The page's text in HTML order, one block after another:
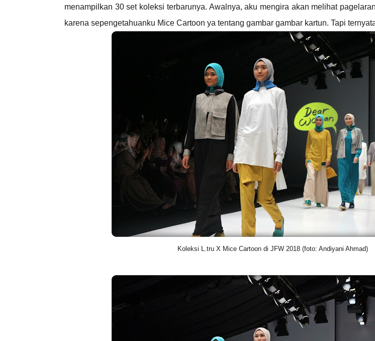
menampilkan 30 set koleksi terbarunya. Awalnya, aku mengira akan melihat
karena sepengetahuanku Mice Cartoon ya tentang gambar gambar kartun. Tapi
Koleksi L.tru X Mice Cartoon di JFW 2018 (foto: Andiyani Ahmad)